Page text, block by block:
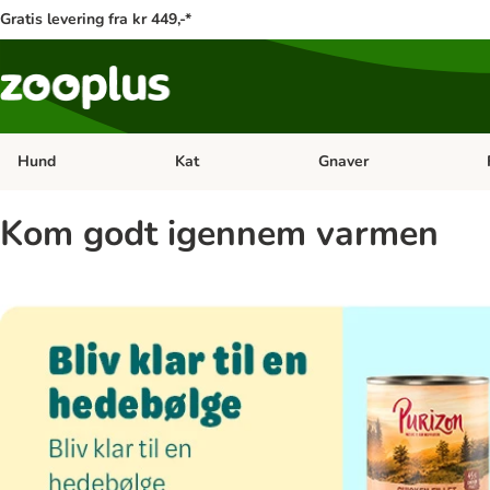
Gratis levering fra kr 449,-*
Hund Åben kategori menu: Hund
Kat Åben kategori menu: Kat
Gnaver
Kom godt igennem varmen